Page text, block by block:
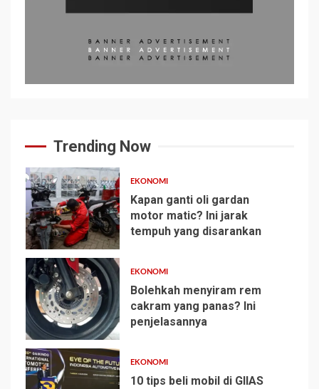
Trending Now
1
EKONOMI
Kapan ganti oli gardan
motor matic? Ini jarak
tempuh yang disarankan
2
EKONOMI
Bolehkah menyiram rem
cakram yang panas? Ini
penjelasannya
EKONOMI
10 tips beli mobil di GIIAS